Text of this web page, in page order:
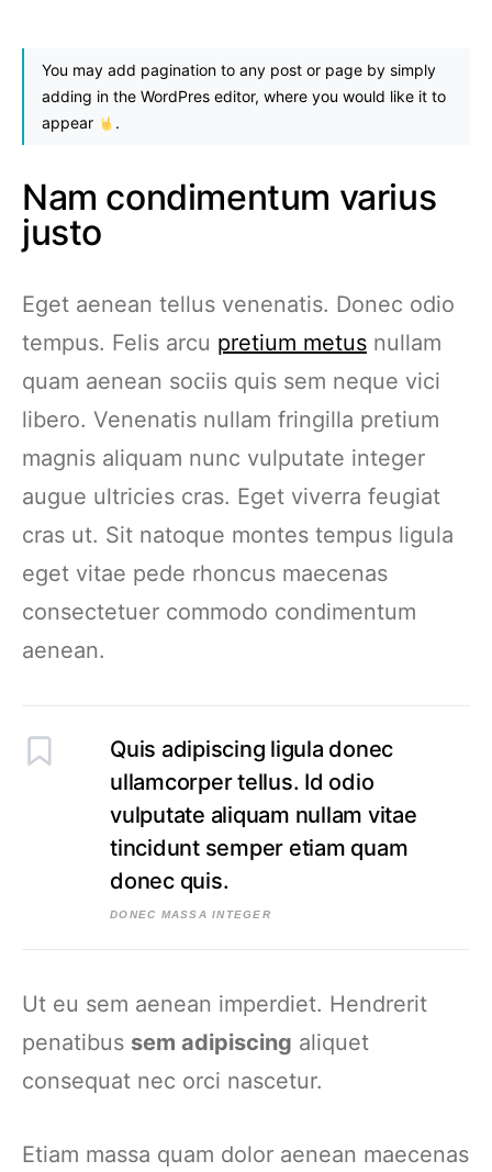
You may add pagination to any post or page by simply
adding in the WordPres editor, where you would like it to
appear
.
Nam condimentum varius
justo
Eget aenean tellus venenatis. Donec odio
tempus. Felis arcu pretium metus nullam
quam aenean sociis quis sem neque vici
libero. Venenatis nullam fringilla pretium
magnis aliquam nunc vulputate integer
augue ultricies cras. Eget viverra feugiat
cras ut. Sit natoque montes tempus ligula
eget vitae pede rhoncus maecenas
consectetuer commodo condimentum
aenean.
Quis adipiscing ligula donec
ullamcorper tellus. Id odio
vulputate aliquam nullam vitae
tincidunt semper etiam quam
donec quis.
DONEC MASSA INTEGER
Ut eu sem aenean imperdiet. Hendrerit
penatibus sem adipiscing aliquet
consequat nec orci nascetur.
Etiam massa quam dolor aenean maecenas